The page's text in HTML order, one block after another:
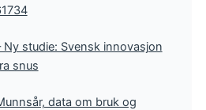
Ny studie: Svensk innovasjon
snus
data om bruk og